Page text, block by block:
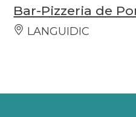
Bar-Pizzeria de
LANGUIDIC